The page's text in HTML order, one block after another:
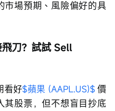
市場預期、風險偏好的具
刀？試試 Sell
看好$蘋果 (AAPL.US)$ 價
其股票，但不想盲目抄底